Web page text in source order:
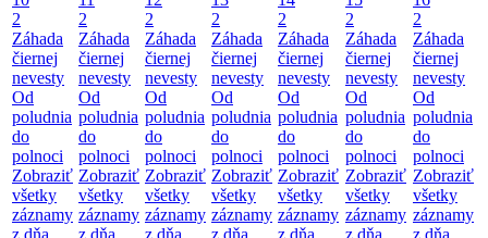
2
Záhada
čiernej
nevesty
Od
poludnia
do
polnoci
Zobraziť
všetky
záznamy
2
Záhada
čiernej
nevesty
Od
poludnia
do
polnoci
Zobraziť
všetky
záznamy
2
Záhada
čiernej
nevesty
Od
poludnia
do
polnoci
Zobraziť
všetky
záznamy
2
Záhada
čiernej
nevesty
Od
poludnia
do
polnoci
Zobraziť
všetky
záznamy
2
Záhada
čiernej
nevesty
Od
poludnia
do
polnoci
Zobraziť
všetky
záznamy
2
Záhada
čiernej
nevesty
Od
poludnia
do
polnoci
Zobraziť
všetky
záznamy
2
Záhada
čiernej
nevesty
Od
poludnia
do
polnoci
Zobraziť
všetky
záznamy